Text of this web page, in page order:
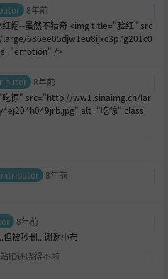
8年前
红帽--虽然不猎奇 <img title="脸红" src
686ee05djw1eu8ijxc3p7g201c0
/>
8年前
惊" src="http://ww1.sinaimg.cn/lar
alt="吃惊" class
8年前
8年前
被秒删...谢谢小布
ID还晓得不啦